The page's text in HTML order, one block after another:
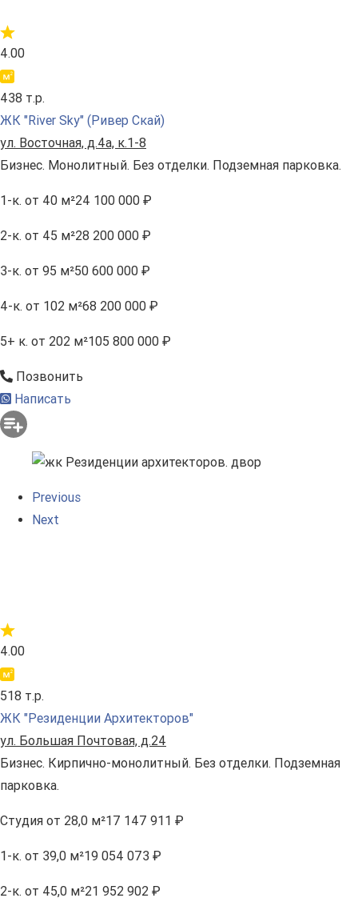
4.00
438 т.р.
ЖК "River Sky" (Ривер Скай)
ул. Восточная, д.4а, к.1-8
Бизнес. Монолитный. Без отделки. Подземная парковка.
1-к. от 40 м²24 100 000 ₽
2-к. от 45 м²28 200 000 ₽
3-к. от 95 м²50 600 000 ₽
4-к. от 102 м²68 200 000 ₽
5+ к. от 202 м²105 800 000 ₽
Позвонить
Написать
Previous
Next
4.00
518 т.р.
ЖК "Резиденции Архитекторов"
ул. Большая Почтовая, д.24
Бизнес. Кирпично-монолитный. Без отделки. Подземная
парковка.
Студия от 28,0 м²17 147 911 ₽
1-к. от 39,0 м²19 054 073 ₽
2-к. от 45,0 м²21 952 902 ₽